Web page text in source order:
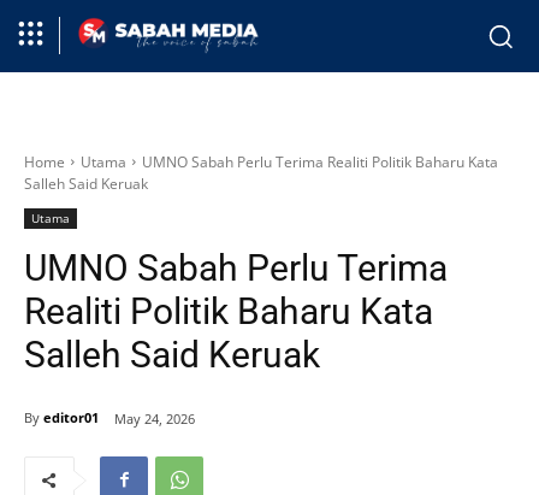
Home Utama
UMNO Sabah Perlu Terima Realiti Politik Baharu Kata
Salleh Said Keruak
Utama
UMNO Sabah Perlu Terima
Realiti Politik Baharu Kata
Salleh Said Keruak
By editor01 May 24, 2026